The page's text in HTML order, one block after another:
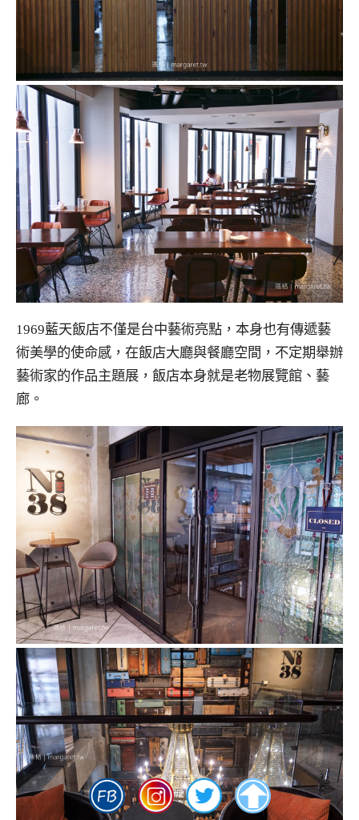
1969藍天飯店不僅是台中藝術亮點，本身也有傳遞藝
術美學的使命感，在飯店大廳與餐廳空間，不定期舉辦
藝術家的作品主題展，飯店本身就是老物展覽館、藝
廊。